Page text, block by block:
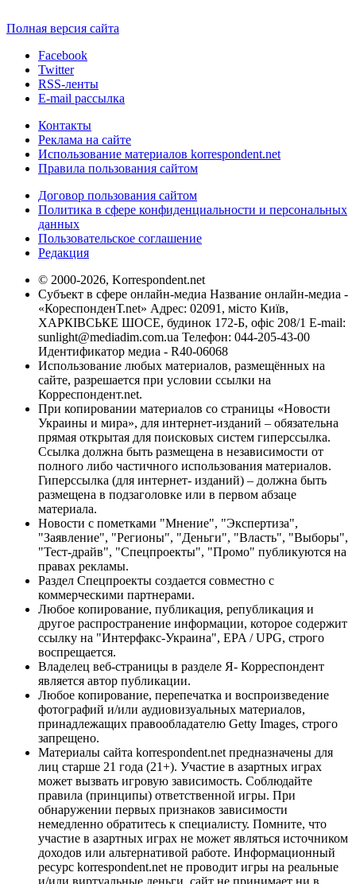
Полная версия сайта
Facebook
Twitter
RSS-ленты
E-mail рассылка
Контакты
Реклама на сайте
Использование материалов korrespondent.net
Правила пользования сайтом
Договор пользования сайтом
Политика в сфере конфиденциальности и персональных
данных
Пользовательское соглашение
Редакция
© 2000-2026, Korrespondent.net
Субъект в сфере онлайн-медиа Название онлайн-медиа -
«КореспонденТ.net» Адрес: 02091, місто Київ,
ХАРКІВСЬКЕ ШОСЕ, будинок 172-Б, офіс 208/1 E-mail:
sunlight@mediadim.com.ua Телефон: 044-205-43-00
Идентификатор медиа - R40-06068
Использование любых материалов, размещённых на
сайте, разрешается при условии ссылки на
Корреспондент.net.
При копировании материалов со страницы «Новости
Украины и мира», для интернет-изданий – обязательна
прямая открытая для поисковых систем гиперссылка.
Ссылка должна быть размещена в независимости от
полного либо частичного использования материалов.
Гиперссылка (для интернет- изданий) – должна быть
размещена в подзаголовке или в первом абзаце
материала.
Новости с пометками "Мнение", "Экспертиза",
"Заявление", "Регионы", "Деньги", "Власть", "Выборы",
"Тест-драйв", "Спецпроекты", "Промо" публикуются на
правах рекламы.
Раздел Спецпроекты создается совместно с
коммерческими партнерами.
Любое копирование, публикация, републикация и
другое распространение информации, которое содержит
ссылку на "Интерфакс-Украина", EPA / UPG, строго
воспрещается.
Владелец веб-страницы в разделе Я- Корреспондент
является автор публикации.
Любое копирование, перепечатка и воспроизведение
фотографий и/или аудиовизуальных материалов,
принадлежащих правообладателю Getty Images, строго
запрещено.
Материалы сайта korrespondent.net предназначены для
лиц старше 21 года (21+). Участие в азартных играх
может вызвать игровую зависимость. Соблюдайте
правила (принципы) ответственной игры. При
обнаружении первых признаков зависимости
немедленно обратитесь к специалисту. Помните, что
участие в азартных играх не может являться источником
доходов или альтернативой работе. Информационный
ресурс korrespondent.net не проводит игры на реальные
и/или виртуальные деньги, сайт не принимает ни в